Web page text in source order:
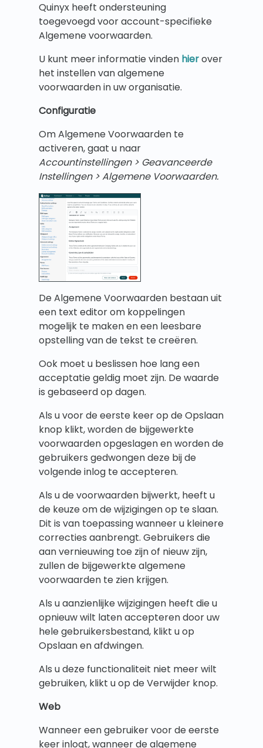
Quinyx heeft ondersteuning
toegevoegd voor account-specifieke
Algemene voorwaarden.
U kunt meer informatie vinden hierover
het instellen van algemene
voorwaarden in uw organisatie.
Configuratie
Om Algemene Voorwaarden te
activeren, gaat u naar
Accountinstellingen > Geavanceerde
Instellingen > Algemene Voorwaarden.
De Algemene Voorwaarden bestaan uit
een text editor om koppelingen
mogelijk te maken en een leesbare
opstelling van de tekst te creëren.
Ook moet u beslissen hoe lang een
acceptatie geldig moet zijn. De waarde
is gebaseerd op dagen.
Als u voor de eerste keer op de Opslaan
knop klikt, worden de bijgewerkte
voorwaarden opgeslagen en worden de
gebruikers gedwongen deze bij de
volgende inlog te accepteren.
Als u de voorwaarden bijwerkt, heeft u
de keuze om de wijzigingen op te slaan.
Dit is van toepassing wanneer u kleinere
correcties aanbrengt. Gebruikers die
aan vernieuwing toe zijn of nieuw zijn,
zullen de bijgewerkte algemene
voorwaarden te zien krijgen.
Als u aanzienlijke wijzigingen heeft die u
opnieuw wilt laten accepteren door uw
hele gebruikersbestand, klikt u op
Opslaan en afdwingen.
Als u deze functionaliteit niet meer wilt
gebruiken, klikt u op de Verwijder knop.
Web
Wanneer een gebruiker voor de eerste
keer inlogt, wanneer de algemene